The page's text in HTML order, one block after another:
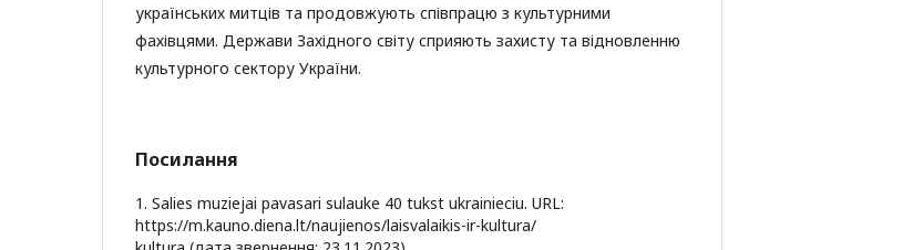
українських митців та продовжують співпрацю з культурними
фахівцями. Держави Західного світу сприяють захисту та відновленню
культурного сектору України.
Посилання
1. Salies muziejai pavasari sulauke 40 tukst ukrainieciu. URL:
https://m.kauno.diena.lt/naujienos/laisvalaikis-ir-kultura/